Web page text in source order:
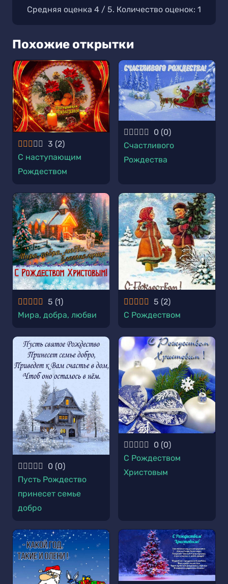
Средняя оценка 4 / 5. Количество оценок: 1
Похожие открытки
3 (2)
С наступающим
Рождеством
0 (0)
Счастливого
Рождества
5 (1)
Мира, добра, любви
5 (2)
С Рождеством
0 (0)
Пусть Рождество
принесет семье
добро
0 (0)
С Рождеством
Христовым